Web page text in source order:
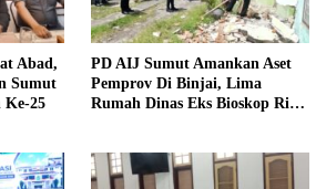
Abad,
Sumut
Ke-25
PD AIJ Sumut Amankan Aset
Pemprov Di Binjai, Lima
Rumah Dinas Eks Bioskop Ria